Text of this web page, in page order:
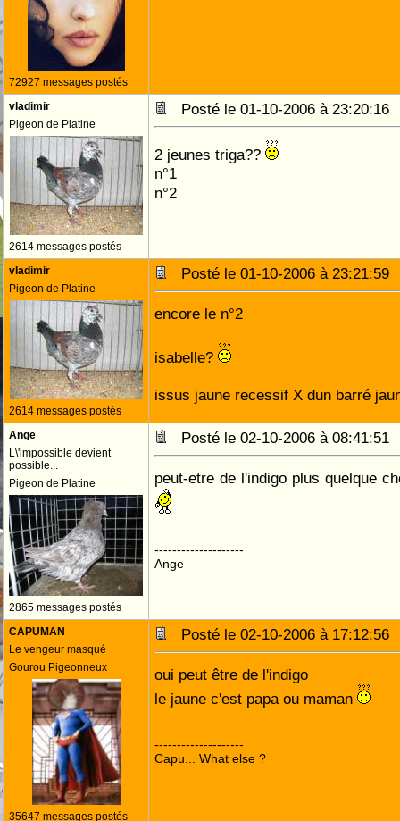
72927 messages postés
vladimir
Pigeon de Platine
2614 messages postés
Posté le 01-10-2006 à
2 jeunes triga??
n°1
n°2
vladimir
Pigeon de Platine
2614 messages postés
Posté le 01-10-2006 à
encore le n°2
isabelle?
issus jaune recessif X dun barré
Ange
L\'impossible devient
possible...
Pigeon de Platine
2865 messages postés
Posté le 02-10-2006 à
peut-etre de l'indigo plus quelque
--------------------
Ange
CAPUMAN
Le vengeur masqué
Gourou Pigeonneux
35647 messages postés
Posté le 02-10-2006 à
oui peut être de l'indigo
le jaune c'est papa ou maman
--------------------
Capu... What else ?